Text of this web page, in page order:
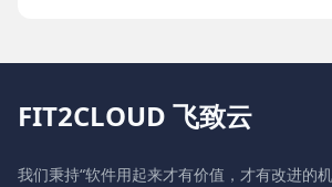
FIT2CLOUD 飞致云
我们秉持“软件用起来才有价值，才有改进的